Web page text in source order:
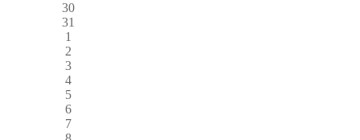
30
31
1
2
3
4
5
6
7